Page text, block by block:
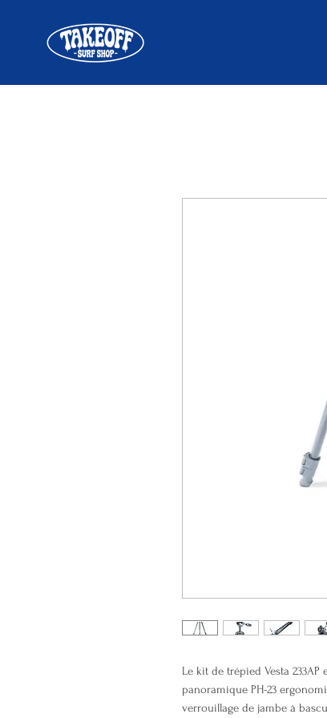
Le kit de trépied Vesta
panoramique PH-23
verrouillage de jambe à